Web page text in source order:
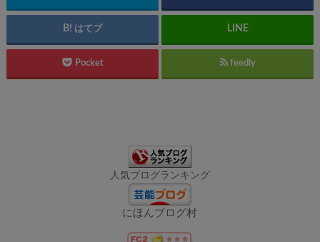
はてブ
Pocket feedly
人気ブログランキング
にほんブログ村